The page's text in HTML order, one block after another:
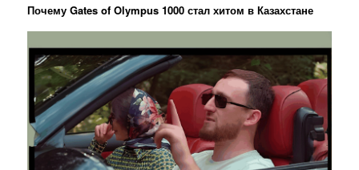
Почему Gates of Olympus 1000 стал хитом в Казахстане